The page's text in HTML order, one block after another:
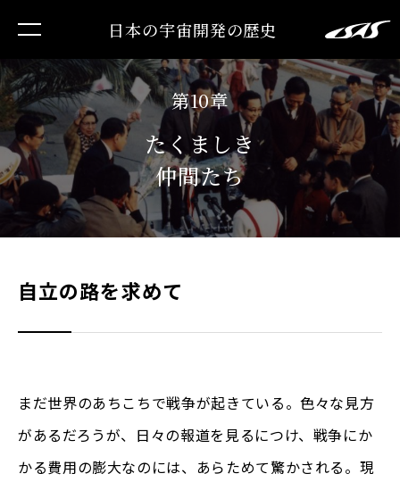
日本の宇宙開発の歴史
第10章
たくましき
仲間たち
自立の路を求めて
まだ世界のあちこちで戦争が起きている。色々な見方
があるだろうが、日々の報道を見るにつけ、戦争にか
かる費用の膨大なのには、あらためて驚かされる。現